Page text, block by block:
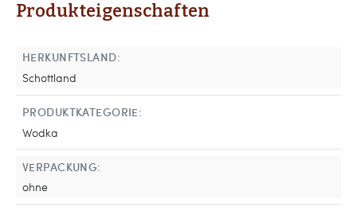
Produkteigenschaften
HERKUNFTSLAND:
Schottland
PRODUKTKATEGORIE:
Wodka
VERPACKUNG:
ohne